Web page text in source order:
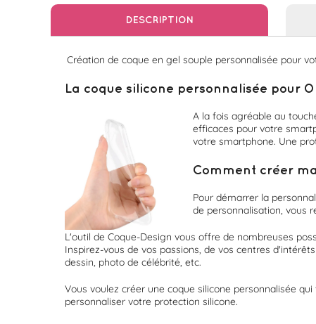
DESCRIPTION
Création de coque en gel souple personnalisée pour
La coque silicone personnalisée pour
A la fois agréable au
efficaces pour votre
votre smartphone. Une
Comment créer
Pour démarrer la
de personnalisation, vous
L'outil de Coque-Design vous offre de nombreuses
Inspirez-vous de vos passions, de vos centres
dessin, photo de célébrité, etc.
Vous voulez créer une coque silicone personnalisée
personnaliser votre protection silicone.